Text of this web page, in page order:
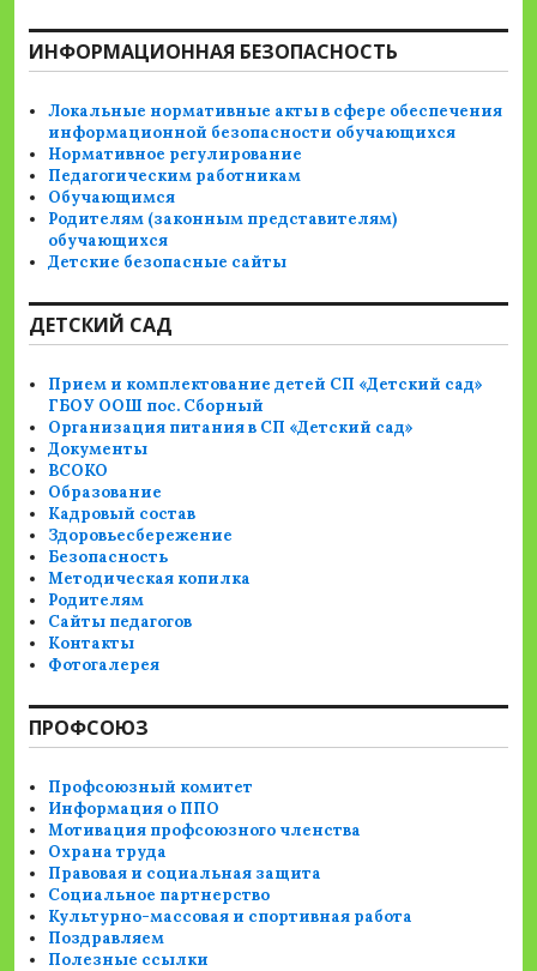
ИНФОРМАЦИОННАЯ БЕЗОПАСНОСТЬ
Локальные нормативные акты в сфере обеспечения
информационной безопасности обучающихся
Нормативное регулирование
Педагогическим работникам
Обучающимся
Родителям (законным представителям)
обучающихся
Детские безопасные сайты
ДЕТСКИЙ САД
Прием и комплектование детей СП «Детский сад»
ГБОУ ООШ пос. Сборный
Организация питания в СП «Детский сад»
Документы
ВСОКО
Образование
Кадровый состав
Здоровьесбережение
Безопасность
Методическая копилка
Родителям
Сайты педагогов
Контакты
Фотогалерея
ПРОФСОЮЗ
Профсоюзный комитет
Информация о ППО
Мотивация профсоюзного членства
Охрана труда
Правовая и социальная защита
Социальное партнерство
Культурно-массовая и спортивная работа
Поздравляем
Полезные ссылки